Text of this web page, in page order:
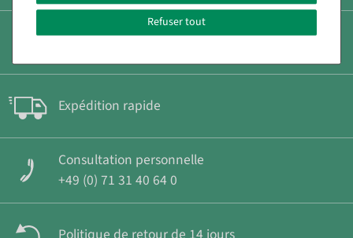
Frais d'expédition réduits
Expédition rapide
Consultation personnelle
+49 (0) 71 31 40 64 0
Refuser tout